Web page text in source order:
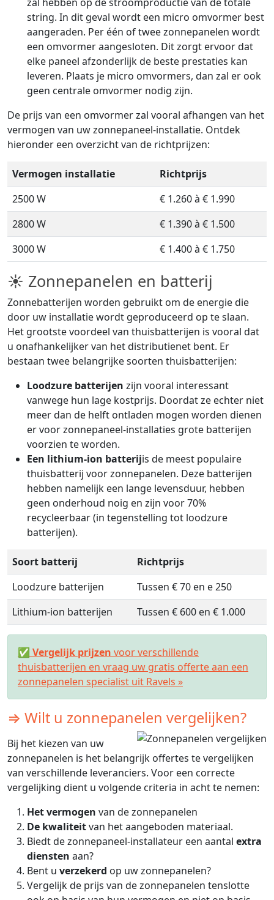
string. In dit geval wordt een micro omvormer best
aangeraden. Per één of twee zonnepanelen wordt
een omvormer aangesloten. Dit zorgt ervoor dat
elke paneel afzonderlijk de beste prestaties kan
leveren. Plaats je micro omvormers, dan zal er ook
geen centrale omvormer nodig zijn.
De prijs van een omvormer zal vooral afhangen van het
vermogen van uw zonnepaneel-installatie. Ontdek
hieronder een overzicht van de richtprijzen:
Vermogen installatie
Richtprijs
2500 W
€ 1.260 à € 1.990
2800 W
€ 1.390 à € 1.500
3000 W
€ 1.400 à € 1.750
☀ Zonnepanelen en batterij
Zonnebatterijen worden gebruikt om de energie die
door uw installatie wordt geproduceerd op te slaan.
Het grootste voordeel van thuisbatterijen is vooral dat
u onafhankelijker van het distributienet bent. Er
bestaan twee belangrijke soorten thuisbatterijen:
Loodzure batterijen zijn vooral interessant
vanwege hun lage kostprijs. Doordat ze echter niet
meer dan de helft ontladen mogen worden dienen
er voor zonnepaneel-installaties grote batterijen
voorzien te worden.
Een lithium-ion batterijis de meest populaire
thuisbatterij voor zonnepanelen. Deze batterijen
hebben namelijk een lange levensduur, hebben
geen onderhoud noig en zijn voor 70%
recycleerbaar (in tegenstelling tot loodzure
batterijen).
Soort batterij
Richtprijs
Loodzure batterijen
Tussen € 70 en e 250
Lithium-ion batterijen
Tussen € 600 en € 1.000
✅ Vergelijk prijzen voor verschillende
thuisbatterijen en vraag uw gratis offerte aan een
zonnepanelen specialist uit Ravels »
⇒ Wilt u zonnepanelen vergelijken?
Bij het kiezen van uw
zonnepanelen is het belangrijk offertes te vergelijken
van verschillende leveranciers. Voor een correcte
vergelijking dient u volgende criteria in acht te nemen:
Het vermogen van de zonnepanelen
De kwaliteitvan het aangeboden materiaal.
Biedt de zonnepaneel-installateur een aantal extra
diensten aan?
Bent u verzekerd op uw zonnepanelen?
Vergelijk de prijs van de zonnepanelen tenslotte